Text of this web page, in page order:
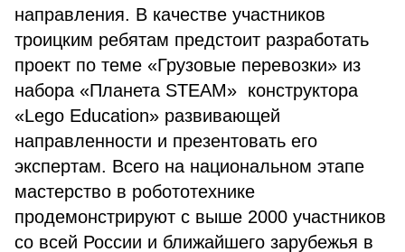
направления. В качестве участников
троицким ребятам предстоит разработать
проект по теме «Грузовые перевозки» из
набора «Планета STEAM» конструктора
«Lego Education» развивающей
направленности и презентовать его
экспертам. Всего на национальном этапе
мастерство в робототехнике
продемонстрируют с выше 2000 участников
со всей России и ближайшего зарубежья в